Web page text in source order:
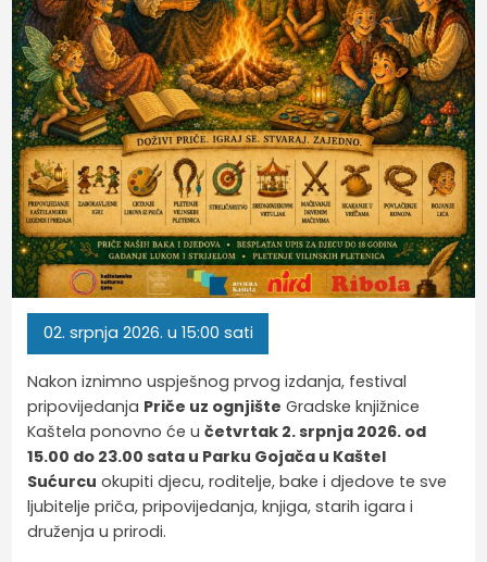
02. srpnja 2026. u 15:00 sati
Nakon iznimno uspješnog prvog izdanja, festival
pripovijedanja Priče uz ognjište Gradske knjižnice
Kaštela ponovno će učetvrtak 2. srpnja 2026. od
15.00 do 23.00 sata u Parku Gojača u Kaštel
Sućurcu okupiti djecu, roditelje, bake i djedove te sve
ljubitelje priča, pripovijedanja, knjiga, starih igara i
druženja u prirodi.